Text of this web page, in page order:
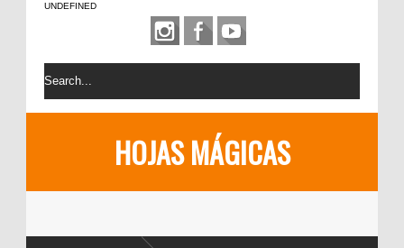
UNDEFINED
HOJAS MÁGICAS